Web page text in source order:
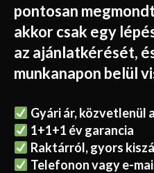
pontosan
akkor csak egy
az ajánlatkérését,
munkanapon belül
Gyári ár, közvetlenül
1+1+1 év garancia
Raktárról, gyors
Telefonon vagy e-